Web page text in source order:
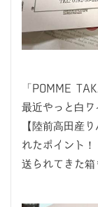
「POMME
最近やっと白
【陸前高田産
れたポイント！
送られてきた